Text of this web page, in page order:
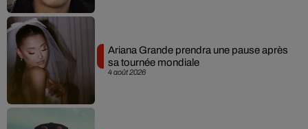
4 août 2026
Ariana Grande prendra une pause après
sa tournée mondiale